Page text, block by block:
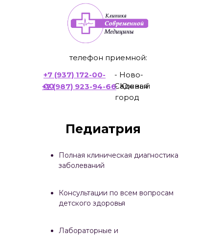
+7 (937) 172-00-
00
- Ново-
Садовая
телефон приемной:
- Южный
город
+7 (987) 923-94-66
Полная клиническая диагностика
заболеваний
Консультации по всем вопросам
детского здоровья
Лабораторные и
Педиатрия